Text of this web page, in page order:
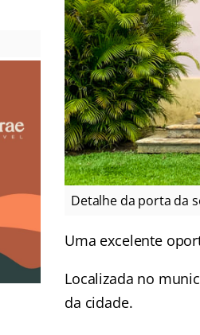
Detalhe da porta da
Uma excelente
Localizada no
da cidade.